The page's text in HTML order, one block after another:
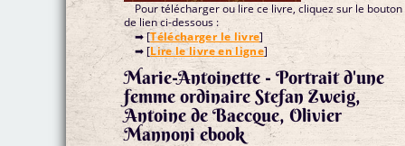
Pour télécharger ou lire ce livre, cliquez sur le bouton
de lien ci-dessous :
➡ [Télécharger le livre]
➡ [Lire le livre en ligne]
Marie-Antoinette - Portrait d'une
femme ordinaire Stefan Zweig,
Antoine de Baecque, Olivier
Mannoni ebook